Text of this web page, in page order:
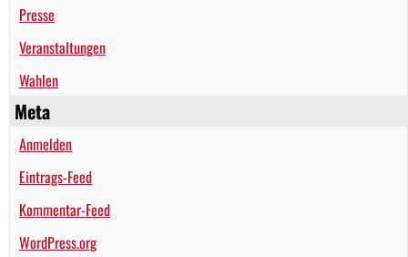
Presse
Veranstaltungen
Wahlen
Meta
Anmelden
Eintrags-Feed
Kommentar-Feed
WordPress.org